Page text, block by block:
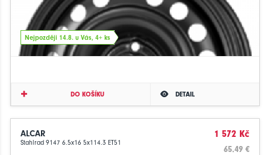
Nejpozději 14.8. u Vás, 4+ ks
DO KOŠÍKU DETAIL
ALCAR
Stahlrad 9147 6.5x16 5x114.3 ET51
1 572 Kč
65.49 €